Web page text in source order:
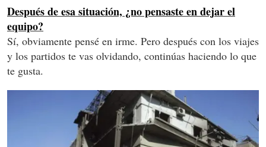
Después de esa situación, ¿no pensaste en dejar el
equipo?
Sí, obviamente pensé en irme. Pero después con los viajes
y los partidos te vas olvidando, continúas haciendo lo que
te gusta.